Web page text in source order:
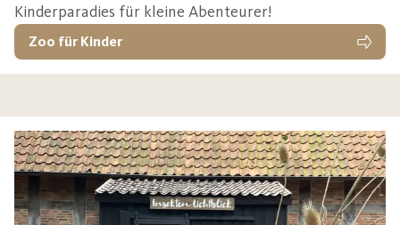
Kinderparadies für kleine Abenteurer!
Zoo für Kinder